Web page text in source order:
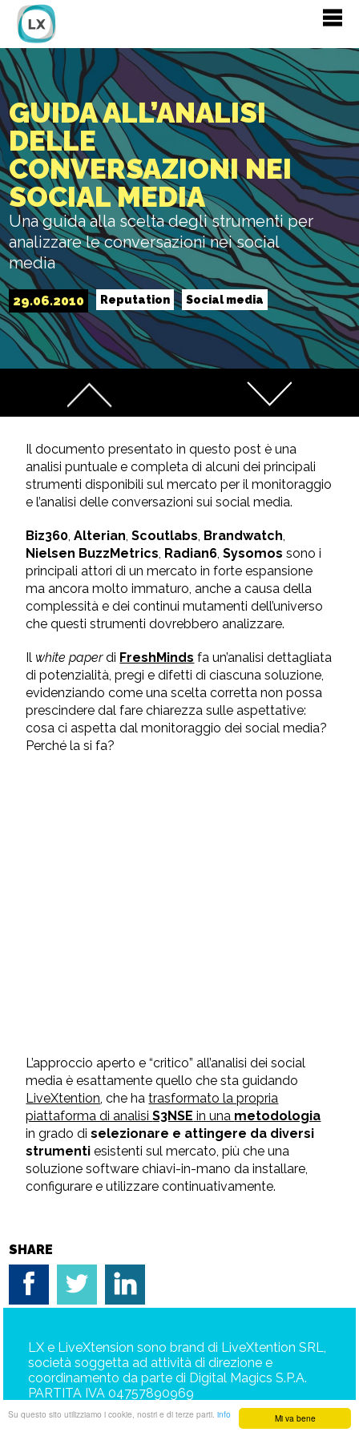
Mi va bene
Su questo sito utilizziamo i cookie, nostri e di terze parti. info
GUIDA ALL’ANALISI
DELLE
CONVERSAZIONI NEI
SOCIAL MEDIA
Una guida alla scelta degli strumenti per
analizzare le conversazioni nei social
media
29.06.2010 Reputation Social media
Il documento presentato in questo post è una
analisi puntuale e completa di alcuni dei principali
strumenti disponibili sul mercato per il monitoraggio
e l’analisi delle conversazioni sui social media.
Biz360,Alterian,Scoutlabs, Brandwatch,
Nielsen BuzzMetrics, Radian6,Sysomos sono i
principali attori di un mercato in forte espansione
ma ancora molto immaturo, anche a causa della
complessità e dei continui mutamenti dell’universo
che questi strumenti dovrebbero analizzare.
Il white paperdi FreshMinds fa un’analisi dettagliata
di potenzialità, pregi e difetti di ciascuna soluzione,
evidenziando come una scelta corretta non possa
prescindere dal fare chiarezza sulle aspettative:
cosa ci aspetta dal monitoraggio dei social media?
Perché la si fa?
L’approccio aperto e “critico” all’analisi dei social
media è esattamente quello che sta guidando
LiveXtention, che hatrasformato la propria
piattaforma di analisiS3NSE in una metodologia
in grado diselezionare e attingere da diversi
strumentiesistenti sul mercato, più che una
soluzione software chiavi-in-mano da installare,
configurare e utilizzare continuativamente.
SHARE
LX e LiveXtension sono brand di LiveXtention SRL,
società soggetta ad attività di direzione e
coordinamento da parte di Digital Magics S.P.A.
PARTITA IVA 04757890969